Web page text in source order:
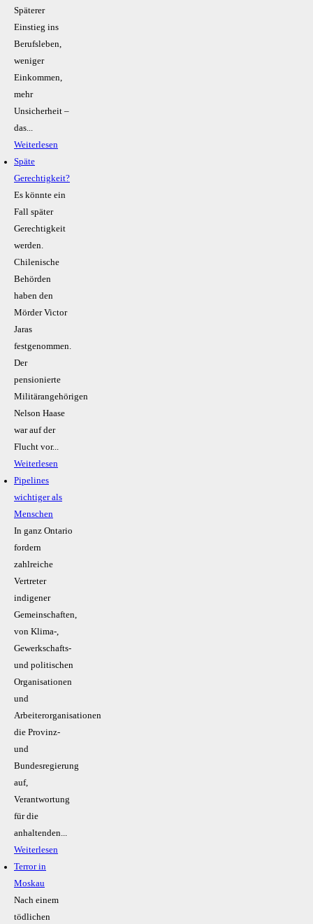
Späterer
Einstieg ins
Berufsleben,
weniger
Einkommen,
mehr
Unsicherheit –
das...
Weiterlesen
Späte
Gerechtigkeit?
Es könnte ein
Fall später
Gerechtigkeit
werden.
Chilenische
Behörden
haben den
Mörder Victor
Jaras
festgenommen.
Der
pensionierte
Militärangehörigen
Nelson Haase
war auf der
Flucht vor...
Weiterlesen
Pipelines
wichtiger als
Menschen
In ganz Ontario
fordern
zahlreiche
Vertreter
indigener
Gemeinschaften,
von Klima-,
Gewerkschafts-
und politischen
Organisationen
und
Arbeiterorganisationen
die Provinz-
und
Bundesregierung
auf,
Verantwortung
für die
anhaltenden...
Weiterlesen
Terror in
Moskau
Nach einem
tödlichen